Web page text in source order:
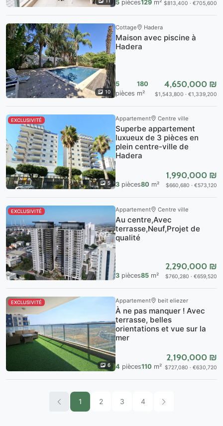
5 pièces129 m² $813,400 · €705,600
10
Cottage Hadera
Maison avec piscine à
Hadera
5
pièces
180
m²
4,650,000 ₪
$1,543,800 · €1,339,200
EXCLUSIVITÉ
5
Appartement Centre ville
Superbe appartement
luxueux de 3 pièces en
plein centre-ville de
Hadera
3 pièces80 m²
1,990,000 ₪
$660,680 · €573,120
EXCLUSIVITÉ Appartement Centre ville
Au centre,Avec
terrasse,Neuf,Projet de
qualité
3 pièces85 m²
2,290,000 ₪
$760,280 · €659,520
EXCLUSIVITÉ
6
Appartement beit eliezer
À ne pas manquer ! Avec
terrasse, belles
orientations et vue sur la
mer
4 pièces110 m²
2,190,000 ₪
$727,080 · €630,720
1 2 3 4